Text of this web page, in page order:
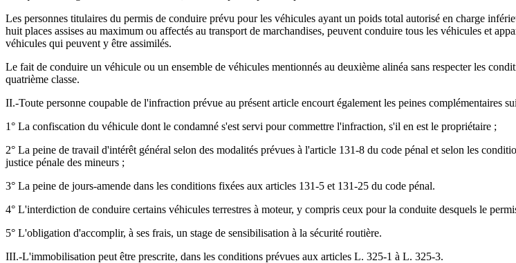
Les personnes titulaires du permis de conduire prévu pour les véhicules ayant un poids total autorisé en charge
huit places assises au maximum ou affectés au transport de marchandises, peuvent conduire tous les véhicules et
véhicules qui peuvent y être assimilés.
Le fait de conduire un véhicule ou un ensemble de véhicules mentionnés au deuxième alinéa sans respecter les
quatrième classe.
II.-Toute personne coupable de l'infraction prévue au présent article encourt également les peines complémentaires
1° La confiscation du véhicule dont le condamné s'est servi pour commettre l'infraction, s'il en est le propriétaire ;
2° La peine de travail d'intérêt général selon des modalités prévues à l'article 131-8 du code pénal et selon les
justice pénale des mineurs ;
3° La peine de jours-amende dans les conditions fixées aux articles 131-5 et 131-25 du code pénal.
4° L'interdiction de conduire certains véhicules terrestres à moteur, y compris ceux pour la conduite desquels le
5° L'obligation d'accomplir, à ses frais, un stage de sensibilisation à la sécurité routière.
III.-L'immobilisation peut être prescrite, dans les conditions prévues aux articles L. 325-1 à L. 325-3.